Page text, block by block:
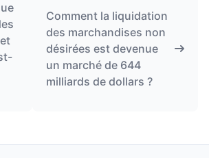
Comment la liquidation
des marchandises non
désirées est devenue
un marché de 644
milliards de dollars ?